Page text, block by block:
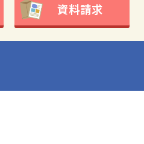
資料請求